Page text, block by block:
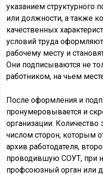
указанием структурного
или должности, а также
качественных
условий труда
рабочему месту и
Они подписываются не
работником, на чьем
После оформления и
пронумеровывается и
организации.
числом сторон, которым
архив работодателя,
проводившую СОУТ, при
профсоюзный орган или